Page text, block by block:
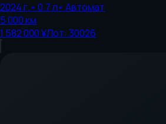
2024г.• 0.7л• Автомат
5 000км
1 582 000 ¥Лот: 30026